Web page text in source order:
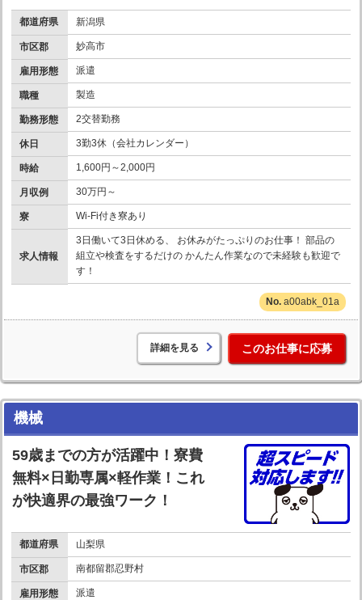
都道府県 新潟県
市区郡 妙高市
雇用形態 派遣
職種 製造
勤務形態 2交替勤務
休日 3勤3休（会社カレンダー）
時給 1,600円～2,000円
月収例 30万円～
寮 Wi-Fi付き寮あり
求人情報
3日働いて3日休める、 お休みがたっぷりのお仕事！ 部品の
組立や検査をするだけの かんたん作業なので未経験も歓迎で
す！
a00abk_01a
詳細を見る このお仕事に応募
機械
59歳までの方が活躍中！寮費
無料×日勤専属×軽作業！これ
が快適界の最強ワーク！
都道府県 山梨県
市区郡 南都留郡忍野村
雇用形態 派遣